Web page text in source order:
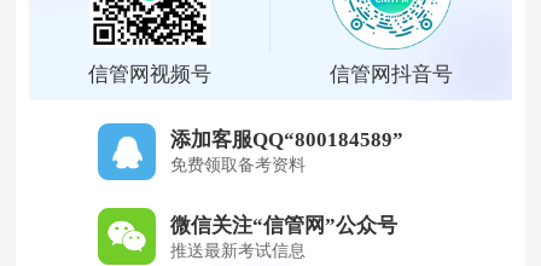
信管网视频号 信管网抖音号
添加客服QQ“800184589”
免费领取备考资料
微信关注“信管网”公众号
推送最新考试信息